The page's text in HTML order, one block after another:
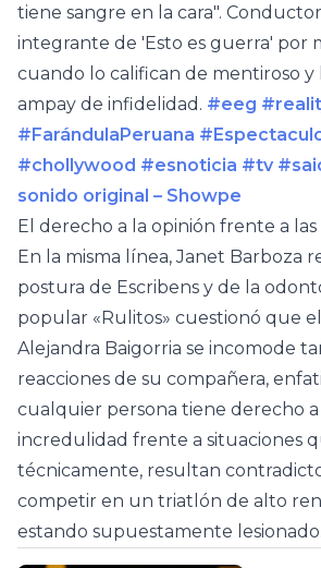
tiene sangre en la cara".
integrante de 'Esto es guerra' por
cuando lo califican de mentiroso y
ampay de infidelidad. #eeg
#FarándulaPeruana
#chollywood #esnoticia #tv
sonido original – Showpe
El derecho a la opinión frente a
En la misma línea, Janet Barboza
postura de Escribens y de la
popular «Rulitos» cuestionó que
Alejandra Baigorria se incomode
reacciones de su compañera,
cualquier persona tiene derecho
incredulidad frente a situaciones
técnicamente, resultan
competir en un triatlón de alto
estando supuestamente lesionado.